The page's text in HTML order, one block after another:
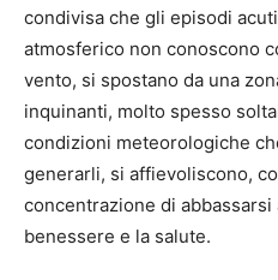
condivisa che gli episodi
atmosferico non conoscono
vento, si spostano da una
inquinanti, molto spesso
condizioni meteorologiche
generarli, si affievoliscono,
concentrazione di
benessere e la salute.